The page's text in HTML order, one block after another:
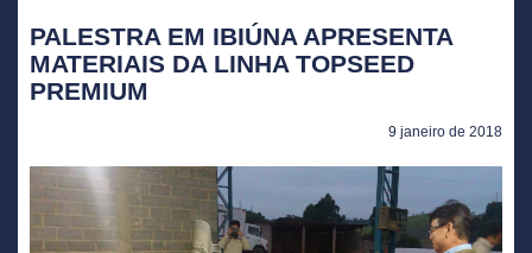
PALESTRA EM IBIÚNA APRESENTA
MATERIAIS DA LINHA TOPSEED
PREMIUM
9 janeiro de 2018